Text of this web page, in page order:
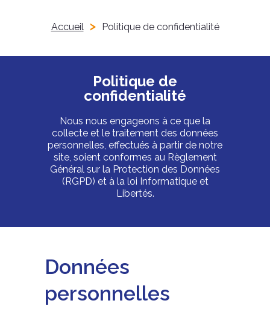
Accueil > Politique de confidentialité
Politique de
confidentialité
Nous nous engageons à ce que la
collecte et le traitement des données
personnelles, effectués à partir de notre
site, soient conformes au Règlement
Général sur la Protection des Données
(RGPD) et à la loi Informatique et
Libertés.
Données
personnelles